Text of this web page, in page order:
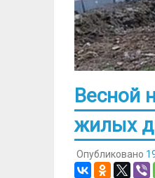
Весной
жилых
Опубликовано